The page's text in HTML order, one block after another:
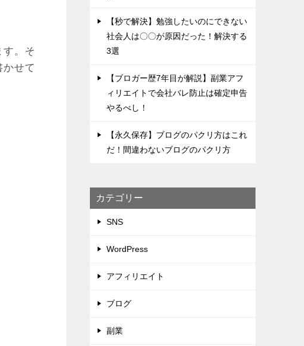
す。そ
せて
【秒で解決】勉強したいのにできない
社会人は〇〇が原因だった！解決する
3選
【ブロガー歴7年目が解説】副業アフ
ィリエイトで会社バレ防止は確定申告
やるべし！
【永久保存】ブログのパクリ方はこれ
だ！間違わないブログのパクリ方
カテゴリー
SNS
WordPress
アフィリエイト
ブログ
副業